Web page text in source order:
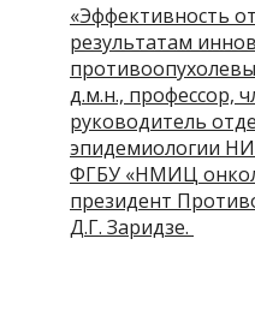
«Эффективность
результатам
д.м.н., профессор,
руководитель
эпидемиологии
ФГБУ «НМИЦ
президент
Д.Г. Заридзе.